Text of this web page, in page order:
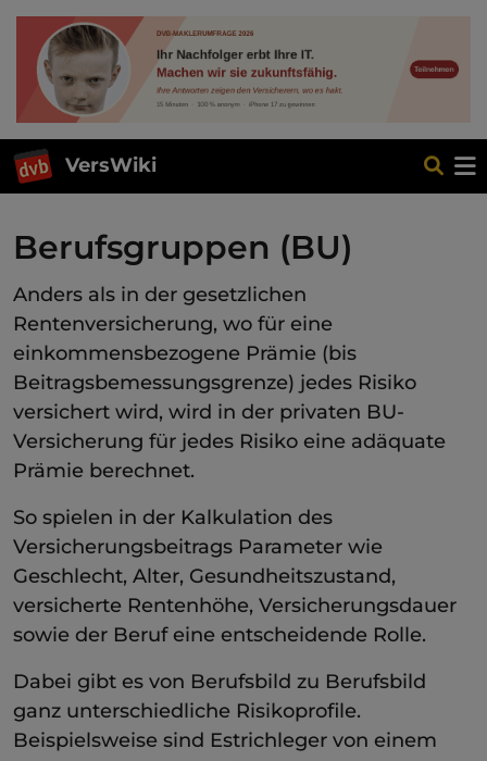
VersWiki
Berufsgruppen (BU)
Anders als in der gesetzlichen
Rentenversicherung, wo für eine
einkommensbezogene Prämie (bis
Beitragsbemessungsgrenze) jedes Risiko
versichert wird, wird in der privaten BU-
Versicherung für jedes Risiko eine adäquate
Prämie berechnet.
So spielen in der Kalkulation des
Versicherungsbeitrags Parameter wie
Geschlecht, Alter, Gesundheitszustand,
versicherte Rentenhöhe, Versicherungsdauer
sowie der Beruf eine entscheidende Rolle.
Dabei gibt es von Berufsbild zu Berufsbild
ganz unterschiedliche Risikoprofile.
Beispielsweise sind Estrichleger von einem